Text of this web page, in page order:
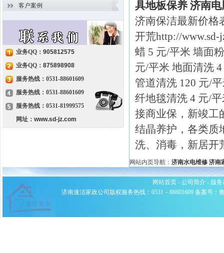
客户案例
业务QQ： 905812575
业务QQ： 875898908
服务热线：0531-88601609
服务热线：0531-88601609
服务热线：0531-81999575
网址： www.sd-jz.com
具地板保养 济南
济南保洁最新价格
开荒http://
蜡 5 元/平米 墙面
元/平米 地面清洗
管道清洗 120 元/
纤地毯清洗 4 元/
接商业保，新竣工
结晶养护，各类质
洗、消毒，新居开
网站内页导航： 济南水电维修 济南
网站首页- 公司简介- 服务
济南速洁家政公司版权服务热线：0531－88601609 备案号：